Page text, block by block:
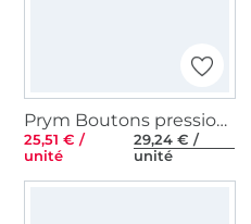
Prym Boutons pression Jersey Set Color MS 8 mm
25,51 € /
unité
29,24 € /
unité